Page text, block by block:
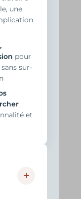
une
pour
sur-
et
+